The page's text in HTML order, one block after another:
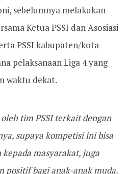
sebelumnya melakukan
Ketua PSSI dan Asosiasi
PSSI kabupaten/kota
pelaksanaan Liga 4 yang
waktu dekat.
tim PSSI terkait dengan
supaya kompetisi ini bisa
masyarakat, juga
positif bagi anak-anak muda.